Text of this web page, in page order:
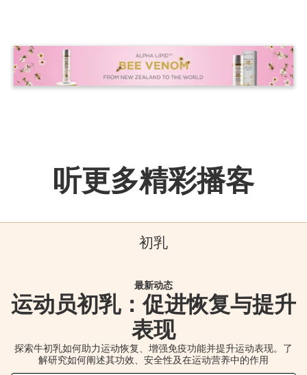
听更多精彩播客
初乳
最新动态
运动员初乳：促进恢复与提升
表现
探索牛初乳如何助力运动恢复、增强免疫功能并提升运动表现。了
解研究如何阐述其功效、安全性及在运动营养中的作用